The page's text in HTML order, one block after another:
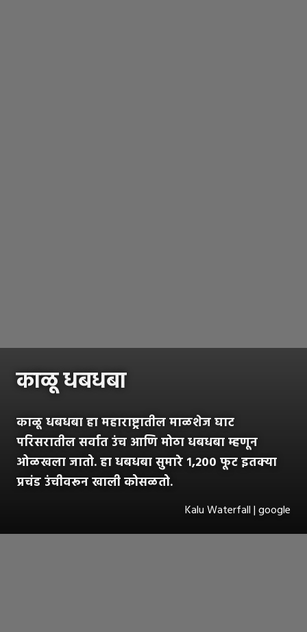
काळू धबधबा
काळू धबधबा हा महाराष्ट्रातील माळशेज घाट
परिसरातील सर्वात उंच आणि मोठा धबधबा म्हणून
ओळखला जातो. हा धबधबा सुमारे १,२०० फूट इतक्या
प्रचंड उंचीवरून खाली कोसळतो.
Kalu Waterfall | google